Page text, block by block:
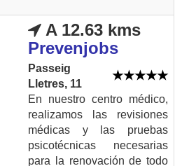
A 12.63 kms
Prevenjobs
Passeig
Lletres, 11
En nuestro centro médico,
realizamos las revisiones
médicas y las pruebas
psicotécnicas necesarias
para la renovación de todo